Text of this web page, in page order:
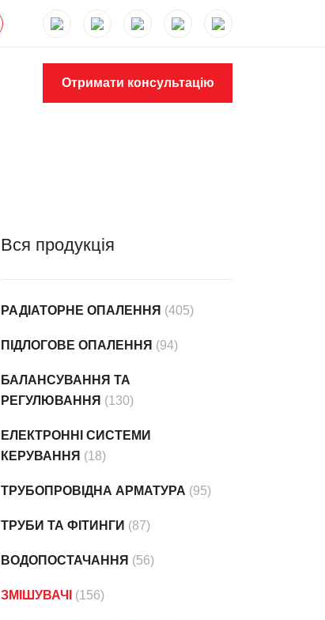
Отримати консультацію
Вся продукція
РАДІАТОРНЕ ОПАЛЕННЯ (405)
ПІДЛОГОВЕ ОПАЛЕННЯ (94)
БАЛАНСУВАННЯ ТА
РЕГУЛЮВАННЯ (130)
ЕЛЕКТРОННІ СИСТЕМИ
КЕРУВАННЯ (18)
ТРУБОПРОВІДНА АРМАТУРА (95)
ТРУБИ ТА ФІТИНГИ (87)
ВОДОПОСТАЧАННЯ (56)
ЗМІШУВАЧІ (156)